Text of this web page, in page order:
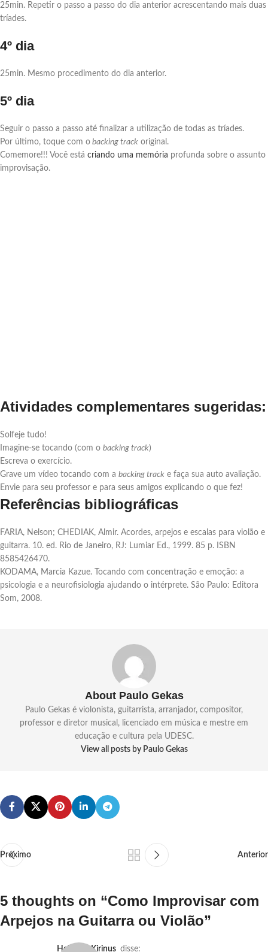
25min. Repetir o passo a passo do dia anterior acrescentando mais duas
tríades.
4º dia
25min. Mesmo procedimento do dia anterior.
5º dia
Seguir o passo a passo até finalizar a utilização de todas as tríades.
Por último, toque com o backing track original.
Comemore!!! Você está criando uma memória profunda sobre o assunto
improvisação.
Atividades complementares sugeridas:
Solfeje tudo!
Imagine-se tocando (com o backing track)
Escreva o exercício.
Grave um vídeo tocando com a backing track e faça sua auto avaliação.
Envie para seu professor e para seus amigos explicando o que fez!
Referências bibliográficas
FARIA, Nelson; CHEDIAK, Almir. Acordes, arpejos e escalas para violão e
guitarra. 10. ed. Rio de Janeiro, RJ: Lumiar Ed., 1999. 85 p. ISBN
8585426470.
KODAMA, Marcia Kazue. Tocando com concentração e emoção: a
psicologia e a neurofisiologia ajudando o intérprete. São Paulo: Editora
Som, 2008.
About Paulo Gekas
Paulo Gekas é violonista, guitarrista, arranjador, compositor,
professor e diretor musical, licenciado em música e mestre em
educação e cultura pela UDESC.
View all posts by Paulo Gekas
Próximo Anterior
5 thoughts on “Como Improvisar com
Arpejos na Guitarra ou Violão”
Helmuth Kirinus disse: